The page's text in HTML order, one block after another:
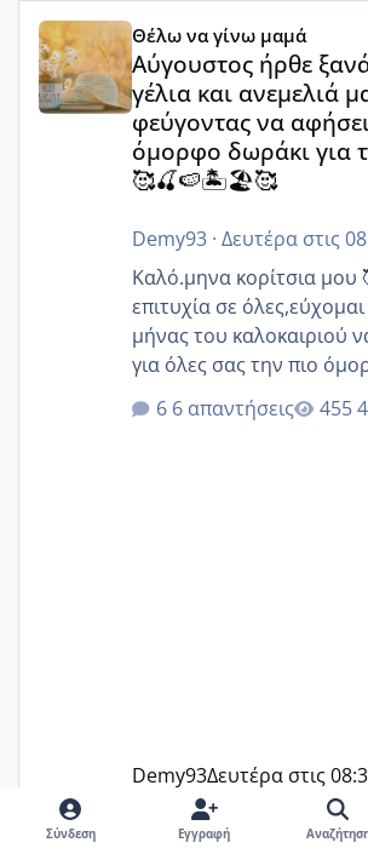
Αύγουστος ήρθε ξανά γεμάτος
Θέλω να γίνω μαμά
Αύγουστος ήρθε
γέλια και ανεμελιά
φεύγοντας να
όμορφο δωράκι για
🥰🍒🍉🏝️🏖️🥰
Demy93· Δευτέρα στις
Καλό.μηνα κορίτσια μου
επιτυχία σε
μήνας του καλοκαιριού
για όλες σας την πιο
@Elk @Melikara86
@Zenia z @melitiniღ
6 απαντήσεις
Demy93Δευτέρα στις
Σύνδεση Εγγραφή